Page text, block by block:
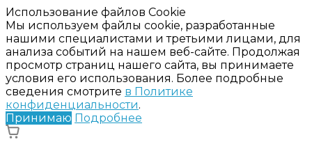
Использование файлов Cookie
Мы используем файлы cookie, разработанные
нашими специалистами и третьими лицами, для
анализа событий на нашем веб-сайте. Продолжая
просмотр страниц нашего сайта, вы принимаете
условия его использования. Более подробные
сведения смотрите в Политике
конфиденциальности.
Принимаю Подробнее